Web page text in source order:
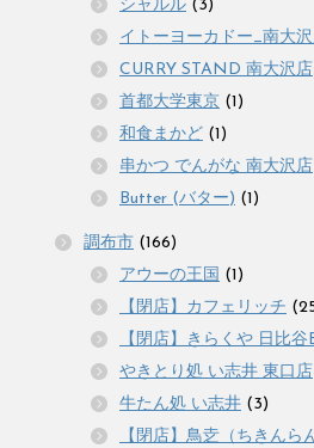
シャルル (3)
イトーヨーカドー_南大
CURRY STAND 南大沢店
首都大学東京 (1)
和食まかど (1)
串かつ でんがな 南大沢店
Butter (バター) (1)
調布市 (166)
アウーの王国 (1)
【閉店】カフェリッチ
【閉店】きらくや 日比谷
やきとり処 い志井 東口店
牛たん処 い志井 (3)
【閉店】鳥赱（ちきんら